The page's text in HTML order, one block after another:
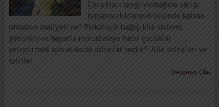
Çocukları sevgi yumağına sarıp,
başarısızlıklarının önünde kalkan
olmanın maliyeti ne? Psikolojik bağışıklık sistemi
gelişmiş ve hayatla mücadeleye hazır çocuklar
yetiştirmek için atılacak adımlar nedir? Aile sofraları ve
tatiller
Devamını Oku